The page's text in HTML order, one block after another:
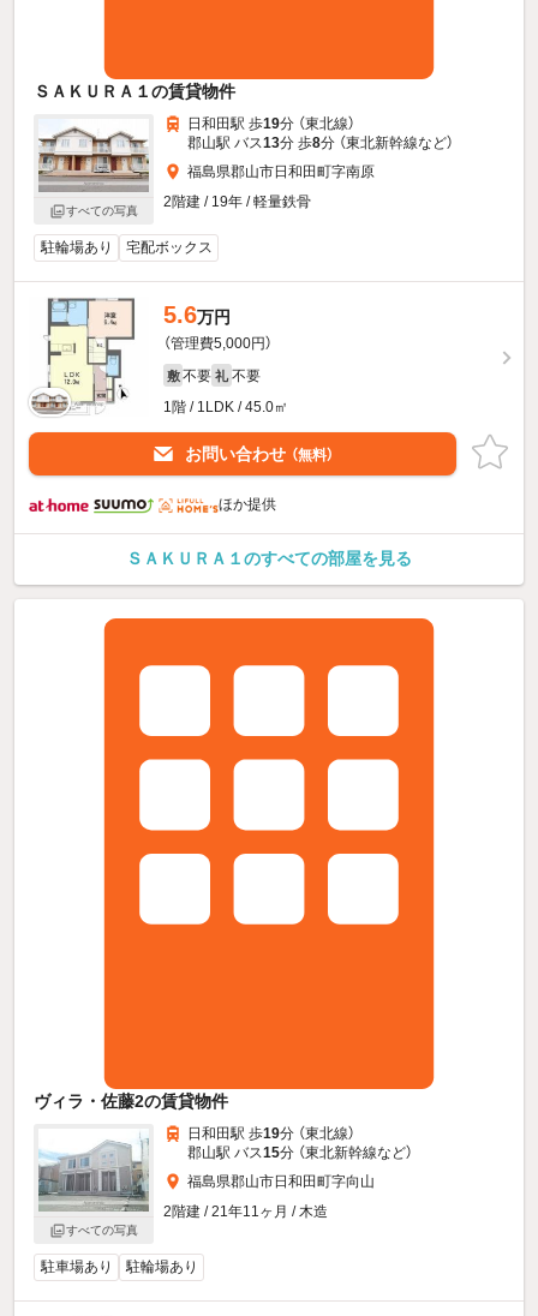
ＳＡＫＵＲＡ１の賃貸物件
すべての写真
日和田駅 歩19分 （東北線）
郡山駅 バス13分 歩8分 （東北新幹線など）
福島県郡山市日和田町字南原
2階建 / 19年 / 軽量鉄骨
駐輪場あり 宅配ボックス
5.6万円
（管理費5,000円）
敷 不要 礼 不要
1階 / 1LDK / 45.0㎡
お問い合わせ （無料）
ほか提供
ＳＡＫＵＲＡ１のすべての部屋を見る
ヴィラ・佐藤2の賃貸物件
すべての写真
日和田駅 歩19分 （東北線）
郡山駅 バス15分 （東北新幹線など）
福島県郡山市日和田町字向山
2階建 / 21年11ヶ月 / 木造
駐車場あり 駐輪場あり